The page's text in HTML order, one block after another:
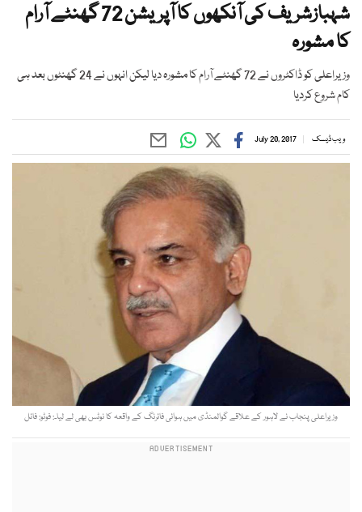
شہبازشریف کی آنکھوں کا آپریشن 72 گھنٹے آرام
کا مشورہ
وزیراعلی کو ڈاکٹروں نے 72 گھنٹے آرام کا مشورہ دیا لیکن انہوں نے 24 گھنٹوں بعد ہی
کام شروع کردیا
ویب ڈیسک July 20, 2017
وزیراعلی پنجاب نے لاہور کے علاقے گوالمنڈی میں ہوائی فائرنگ کے واقعہ کا نوٹس بھی لے لیا۔: فوٹو: فائل